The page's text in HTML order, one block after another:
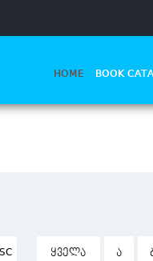
HOME BOOK
ᲧᲕᲔᲚᲐ Ა